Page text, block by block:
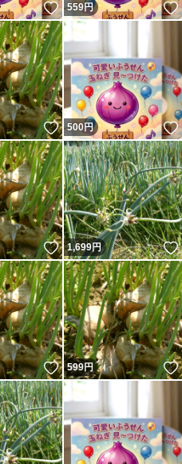
いいね！
559円
いいね！
500円
いいね！
1,699円
いいね！
599円